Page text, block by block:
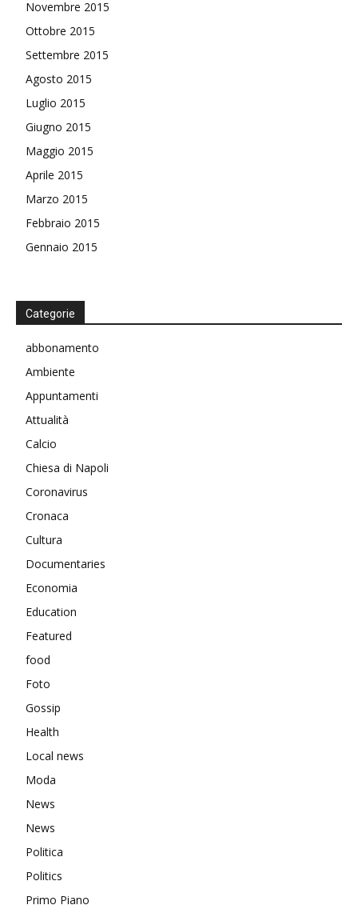
Novembre 2015
Ottobre 2015
Settembre 2015
Agosto 2015
Luglio 2015
Giugno 2015
Maggio 2015
Aprile 2015
Marzo 2015
Febbraio 2015
Gennaio 2015
Categorie
abbonamento
Ambiente
Appuntamenti
Attualità
Calcio
Chiesa di Napoli
Coronavirus
Cronaca
Cultura
Documentaries
Economia
Education
Featured
food
Foto
Gossip
Health
Local news
Moda
News
News
Politica
Politics
Primo Piano